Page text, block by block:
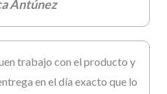
Antúnez
trabajo con el producto y
en el día exacto que lo